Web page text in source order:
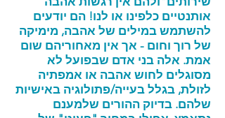
אותנטיים כלפינו או לנו! הם יודעים
להשתמש במילים של אהבה, מימיקה
של רוך וחום - אך אין מאחוריהם שום
אמת. אלה בני אדם שבפועל לא
מסוגלים לחוש אהבה או אמפתיה
לזולת, בגלל בעייה/פתולוגיה באישיות
שלהם. בדיוק ההורים שלמענם